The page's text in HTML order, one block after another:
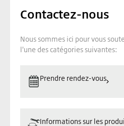
Contactez-nous
Nous sommes ici pour vous
l'une des catégories suivantes:
Prendre rendez-vous
Informations sur les